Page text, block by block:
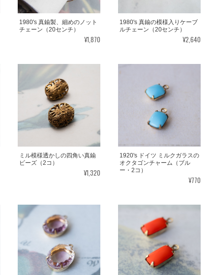
1980's 真鍮製、細めのノット
チェーン（20センチ）
¥1,870
1980's 真鍮の模様入りケーブ
ルチェーン（20センチ）
¥2,640
ミル模様透かしの四角い真鍮
ビーズ（2コ）
¥1,320
1920's ドイツ ミルクガラスの
オクタゴンチャーム（ブル
ー・2コ）
¥770